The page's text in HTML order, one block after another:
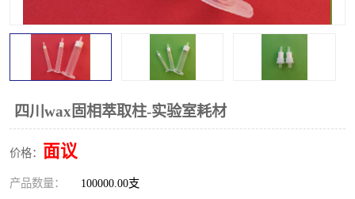
四川wax固相萃取柱-实验室耗材
价格： 面议
产品数量： 100000.00支